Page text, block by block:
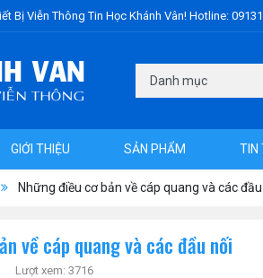
Bị Viễn Thông Tin Học Khánh Vân! Hotline:
GIỚI THIỆU SẢN PHẨM TIN
Những điều cơ bản về cáp quang và các
về cáp quang và các đầu nối
Lượt xem: 3716